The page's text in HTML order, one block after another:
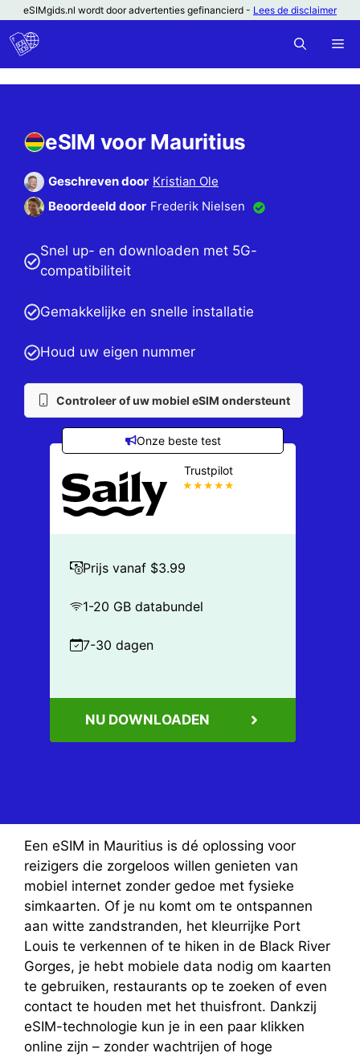
naar
de
inhoud
eSIMgids.nl wordt door advertenties gefinancierd - Lees de disclaimer
eSIM voor Mauritius
Geschreven door Kristian Ole
Beoordeeld door Frederik Nielsen
Snel up- en downloaden met 5G-
compatibiliteit
Gemakkelijke en snelle installatie
Houd uw eigen nummer
Controleer of uw mobiel eSIM ondersteunt
Onze beste test
Trustpilot
★★★★★
Prijs vanaf $3.99
1-20 GB databundel
7-30 dagen
NU DOWNLOADEN
Een eSIM in Mauritius is dé oplossing voor
reizigers die zorgeloos willen genieten van
mobiel internet zonder gedoe met fysieke
simkaarten. Of je nu komt om te ontspannen
aan witte zandstranden, het kleurrijke Port
Louis te verkennen of te hiken in de Black River
Gorges, je hebt mobiele data nodig om kaarten
te gebruiken, restaurants op te zoeken of even
contact te houden met het thuisfront. Dankzij
eSIM-technologie kun je in een paar klikken
online zijn – zonder wachtrijen of hoge